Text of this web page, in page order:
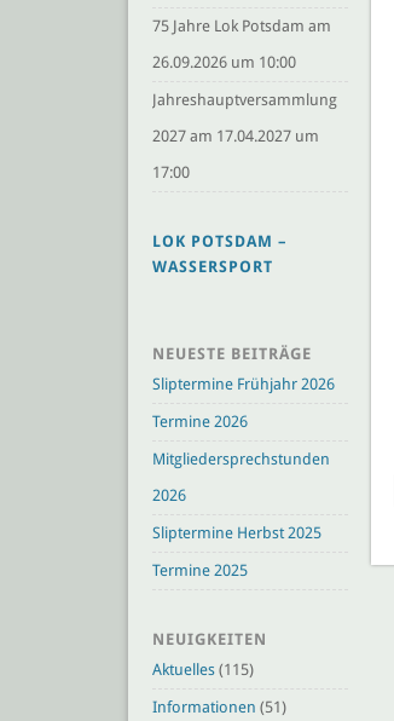
75 Jahre Lok Potsdam am
26.09.2026 um 10:00
Jahreshauptversammlung
2027 am 17.04.2027 um
17:00
LOK POTSDAM –
WASSERSPORT
NEUESTE BEITRÄGE
Sliptermine Frühjahr 2026
Termine 2026
Mitgliedersprechstunden
2026
Sliptermine Herbst 2025
Termine 2025
NEUIGKEITEN
Aktuelles(115)
Informationen (51)